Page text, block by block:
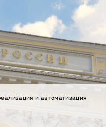
и автоматизация